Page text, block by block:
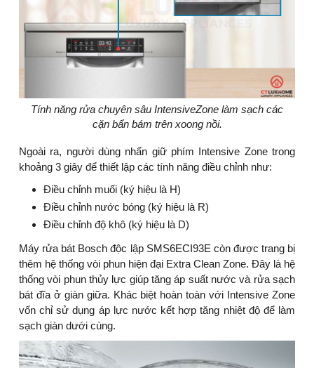
Tính năng rửa chuyên sâu IntensiveZone làm sạch các
cặn bẩn bám trên xoong nồi.
Ngoài ra, người dùng nhấn giữ phím Intensive Zone trong
khoảng 3 giây để thiết lập các tính năng điều chỉnh như:
Điều chỉnh muối (ký hiệu là H)
Điều chỉnh nước bóng (ký hiệu là R)
Điều chỉnh độ khô (ký hiệu là D)
Máy rửa bát Bosch độc lập SMS6ECI93E còn được trang bị
thêm hệ thống vòi phun hiện đại Extra Clean Zone. Đây là hệ
thống vòi phun thủy lực giúp tăng áp suất nước và rửa sạch
bát đĩa ở giàn giữa. Khác biệt hoàn toàn với Intensive Zone
vốn chỉ sử dụng áp lực nước kết hợp tăng nhiệt độ để làm
sạch giàn dưới cùng.